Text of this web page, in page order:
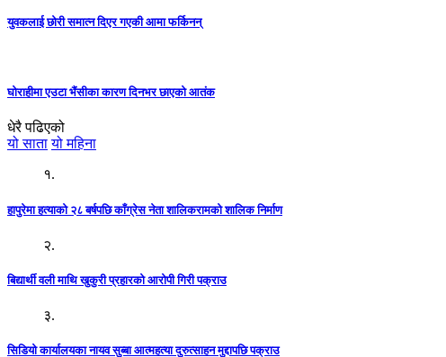
युवकलाई छोरी समात्न दिएर गएकी आमा फर्किनन्
घोराहीमा एउटा भैंसीका कारण दिनभर छाएको आतंक
धेरै पढिएको
यो साता यो महिना
१.
हापुरेमा हत्याको २८ बर्षपछि काँग्रेस नेता शालिकरामको शालिक निर्माण
२.
बिद्यार्थी वली माथि खुकुरी प्रहारको आरोपी गिरी पक्राउ
३.
सिडियो कार्यालयका नायव सुब्बा आत्महत्या दुरुत्साहन मुद्दापछि पक्राउ